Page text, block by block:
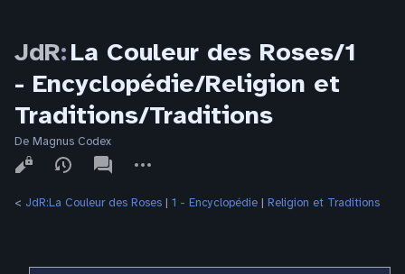
JdR:La Couleur des Roses/1
- Encyclopédie/Religion et
Traditions/Traditions
De Magnus Codex
Affichages
associated-
pages
actions
< JdR:La Couleur des Roses ‎ | 1 - Encyclopédie ‎ | Religion et Traditions